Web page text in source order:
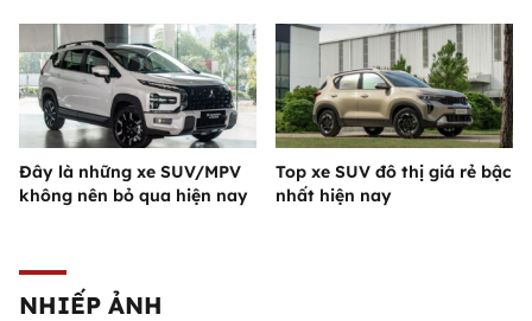
Đây là những xe SUV/MPV
không nên bỏ qua hiện nay
Top xe SUV đô thị giá rẻ bậc
nhất hiện nay
NHIẾP ẢNH